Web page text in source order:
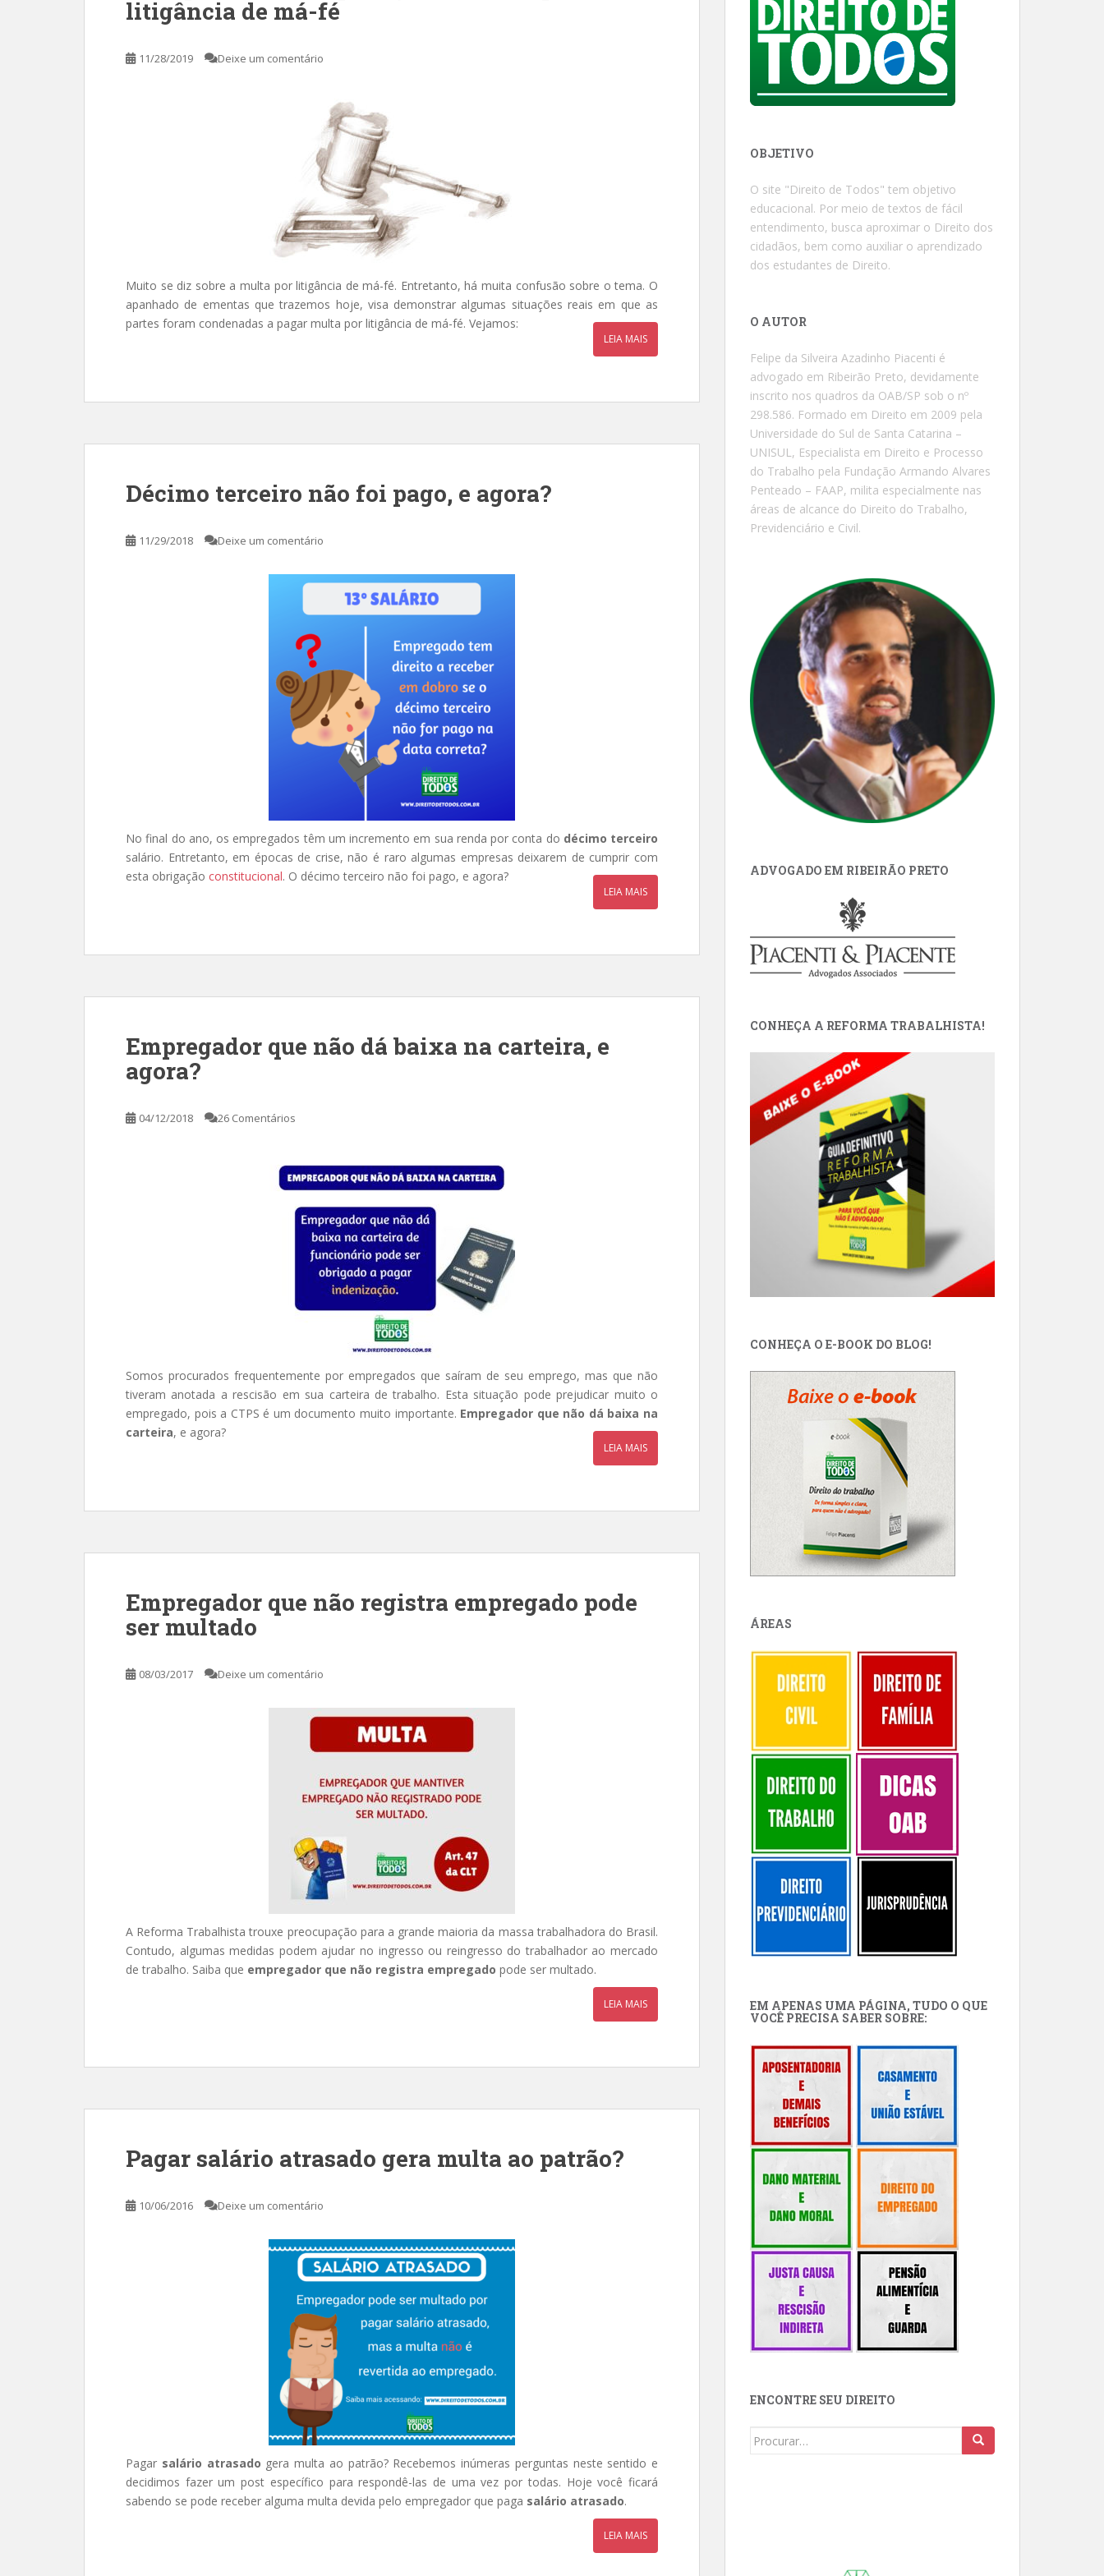
litigância de má-fé
11/28/2019 Deixe um comentário
Muito se diz sobre a multa por litigância de má-fé. Entretanto, há muita confusão sobre o tema. O
apanhado de ementas que trazemos hoje, visa demonstrar algumas situações reais em que as
partes foram condenadas a pagar multa por litigância de má-fé. Vejamos:
LEIA MAIS
Décimo terceiro não foi pago, e agora?
11/29/2018 Deixe um comentário
No final do ano, os empregados têm um incremento em sua renda por conta do décimo terceiro
salário. Entretanto, em épocas de crise, não é raro algumas empresas deixarem de cumprir com
esta obrigação constitucional. O décimo terceiro não foi pago, e agora?
LEIA MAIS
Empregador que não dá baixa na carteira, e
agora?
04/12/2018 26 Comentários
Somos procurados frequentemente por empregados que saíram de seu emprego, mas que não
tiveram anotada a rescisão em sua carteira de trabalho. Esta situação pode prejudicar muito o
empregado, pois a CTPS é um documento muito importante. Empregador que não dá baixa na
carteira, e agora?
LEIA MAIS
Empregador que não registra empregado pode
ser multado
08/03/2017 Deixe um comentário
A Reforma Trabalhista trouxe preocupação para a grande maioria da massa trabalhadora do Brasil.
Contudo, algumas medidas podem ajudar no ingresso ou reingresso do trabalhador ao mercado
de trabalho. Saiba que empregador que não registra empregado pode ser multado.
LEIA MAIS
Pagar salário atrasado gera multa ao patrão?
10/06/2016 Deixe um comentário
Pagar salário atrasado gera multa ao patrão? Recebemos inúmeras perguntas neste sentido e
decidimos fazer um post específico para respondê-las de uma vez por todas. Hoje você ficará
sabendo se pode receber alguma multa devida pelo empregador que paga salário atrasado.
LEIA MAIS
OBJETIVO
O site "Direito de Todos" tem objetivo
educacional. Por meio de textos de fácil
entendimento, busca aproximar o Direito dos
cidadãos, bem como auxiliar o aprendizado
dos estudantes de Direito.
O AUTOR
Felipe da Silveira Azadinho Piacenti é
advogado em Ribeirão Preto, devidamente
inscrito nos quadros da OAB/SP sob o nº
298.586. Formado em Direito em 2009 pela
Universidade do Sul de Santa Catarina –
UNISUL, Especialista em Direito e Processo
do Trabalho pela Fundação Armando Alvares
Penteado – FAAP, milita especialmente nas
áreas de alcance do Direito do Trabalho,
Previdenciário e Civil.
ADVOGADO EM RIBEIRÃO PRETO
CONHEÇA A REFORMA TRABALHISTA!
CONHEÇA O E-BOOK DO BLOG!
ÁREAS
EM APENAS UMA PÁGINA, TUDO O QUE
VOCÊ PRECISA SABER SOBRE:
ENCONTRE SEU DIREITO
Buscar: